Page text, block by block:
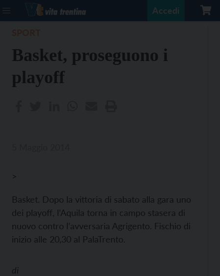
Accedi
Basket, proseguono i
playoff
>
Basket. Dopo la vittoria di sabato alla gara uno
dei playoff, l’Aquila torna in campo stasera di
nuovo contro l’avversaria Agrigento. Fischio di
inizio alle 20,30 al PalaTrento.
di